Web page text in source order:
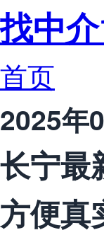
找中
首页
2025年
长宁最
方便真